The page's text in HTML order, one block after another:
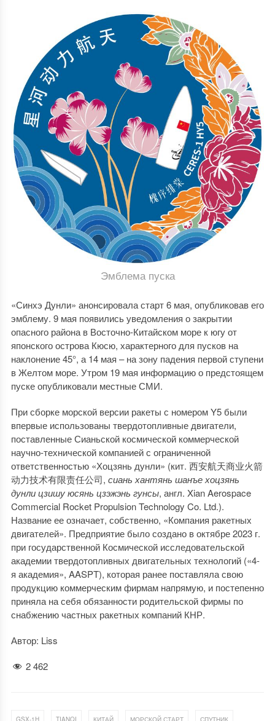
Эмблема пуска
«Синхэ Дунли» анонсировала старт 6 мая, опубликовав его
эмблему. 9 мая появились уведомления о закрытии
опасного района в Восточно-Китайском море к югу от
японского острова Кюсю, характерного для пусков на
наклонение 45°, а 14 мая – на зону падения первой ступени
в Желтом море. Утром 19 мая информацию о предстоящем
пуске опубликовали местные СМИ.
При сборке морской версии ракеты с номером Y5 были
впервые использованы твердотопливные двигатели,
поставленные Сианьской космической коммерческой
научно-технической компанией с ограниченной
ответственностью «Хоцзянь дунли» (кит. 西安航天商业火箭
动力技术有限责任公司, сианьхантянь шанъе хоцзянь
дунли цзишу юсянь цзэжэнь гунсы, англ. Xian Aerospace
Commercial Rocket Propulsion Technology Co. Ltd.).
Название ее означает, собственно, «Компания ракетных
двигателей». Предприятие было создано в октябре 2023 г.
при государственной Космической исследовательской
академии твердотопливных двигательных технологий («4-
я академия», AASPT), которая ранее поставляла свою
продукцию коммерческим фирмам напрямую, и постепенно
приняла на себя обязанности родительской фирмы по
снабжению частных ракетных компаний КНР.
Автор: Liss
2 462